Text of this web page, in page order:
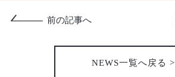
NEWS一覧へ戻る >
前の記事へ